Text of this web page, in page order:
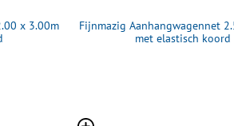
x 3.00m
Fijnmazig Aanhangwagennet
met elastisch koord